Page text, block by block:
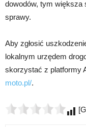
dowodów, tym większa
sprawy.
Aby zgłosić
lokalnym urzędem
skorzystać z platformy
moto.pl/.